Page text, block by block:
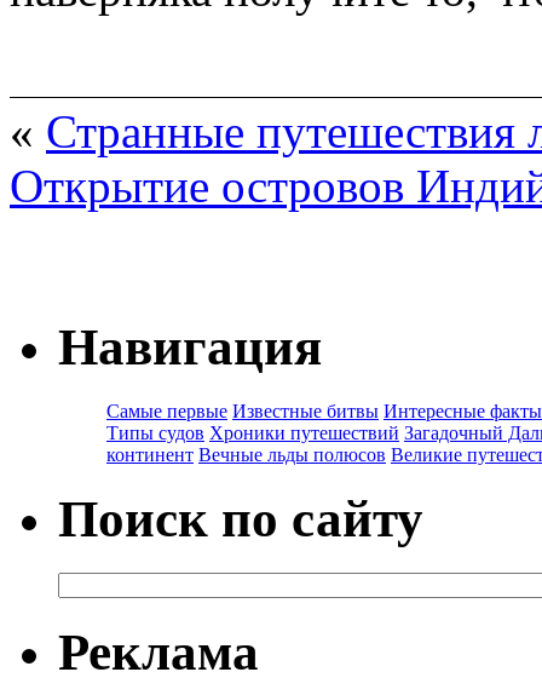
« Странные путешествия
Открытие островов
Навигация
Самые первые Известные битвы Интересные факты
Типы судов Хроники путешествий Загадочный
континент Вечные льды полюсов Великие
Поиск по сайту
Реклама